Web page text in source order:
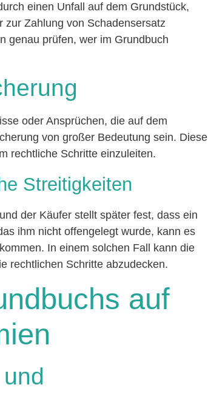
einen Unfall auf dem Grundstück,
zur Zahlung von Schadensersatz
genau prüfen, wer im Grundbuch
oder Ansprüchen, die auf dem
von großer Bedeutung sein. Diese
rechtliche Schritte einzuleiten.
Streitigkeiten
der Käufer stellt später fest, dass ein
ihm nicht offengelegt wurde, kann es
In einem solchen Fall kann die
rechtlichen Schritte abzudecken.
auf